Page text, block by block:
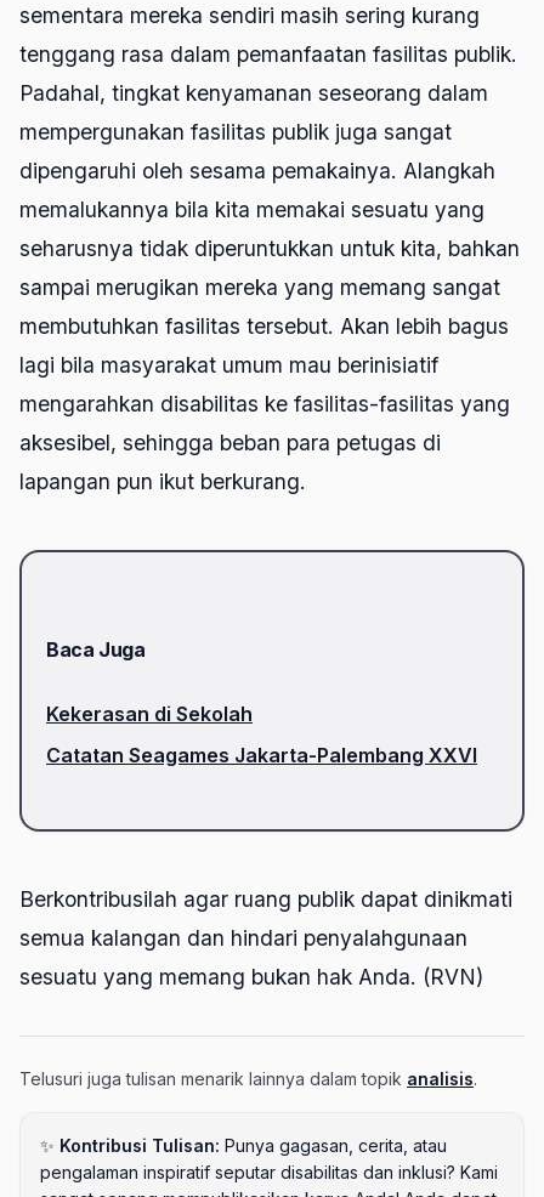
sementara mereka sendiri masih sering kurang
tenggang rasa dalam pemanfaatan fasilitas publik.
Padahal, tingkat kenyamanan seseorang dalam
mempergunakan fasilitas publik juga sangat
dipengaruhi oleh sesama pemakainya. Alangkah
memalukannya bila kita memakai sesuatu yang
seharusnya tidak diperuntukkan untuk kita, bahkan
sampai merugikan mereka yang memang sangat
membutuhkan fasilitas tersebut. Akan lebih bagus
lagi bila masyarakat umum mau berinisiatif
mengarahkan disabilitas ke fasilitas-fasilitas yang
aksesibel, sehingga beban para petugas di
lapangan pun ikut berkurang.
Baca Juga
Kekerasan di Sekolah
Catatan Seagames Jakarta-Palembang XXVI
Berkontribusilah agar ruang publik dapat dinikmati
semua kalangan dan hindari penyalahgunaan
sesuatu yang memang bukan hak Anda. (RVN)
Telusuri juga tulisan menarik lainnya dalam topik analisis.
✨ Kontribusi Tulisan: Punya gagasan, cerita, atau
pengalaman inspiratif seputar disabilitas dan inklusi? Kami